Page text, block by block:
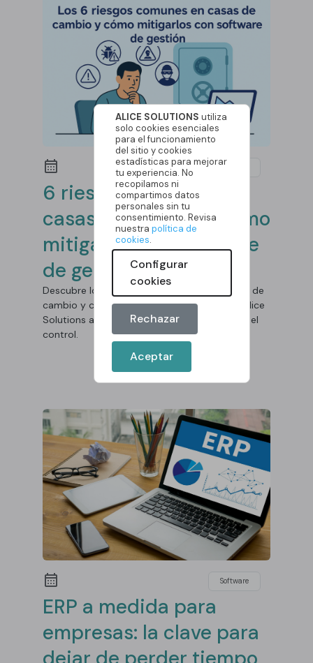
Software
6 riesgos comunes en
casas de cambio y cómo
mitigarlos con software
de gestión
Descubre los riesgos más comunes en casas de
cambio y cómo un software de gestión de Alice
Solutions ayuda a prevenir errores y mejorar el
control.
Software
ERP a medida para
empresas: la clave para
ALICE SOLUTIONSutiliza
solo cookies esenciales
para el funcionamiento
del sitio y cookies
estadísticas para mejorar
tu experiencia. No
recopilamos ni
compartimos datos
personales sin tu
consentimiento. Revisa
nuestrapolítica de
cookies.
Configurar
cookies
Rechazar
Aceptar